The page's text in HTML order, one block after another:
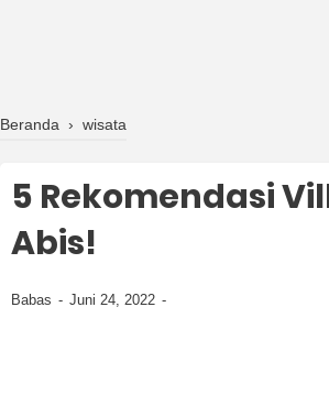
Beranda › wisata
5 Rekomendasi
Abis!
Babas Juni 24, 2022